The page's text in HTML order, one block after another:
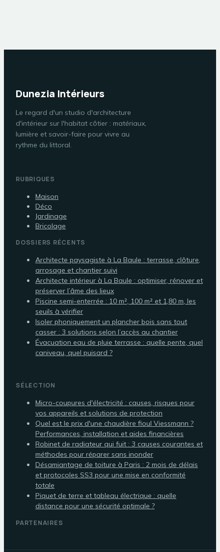
Dunezia Intérieurs
Le regard d'un studio d'architecture
d'intérieur sur l'habitat côtier : matériaux,
lumière et savoir-faire pour vivre au
rythme du littoral.
RUBRIQUES
Maison
Déco
Jardinage
Bricolage
DOSSIERS RÉCENTS
Architecte paysagiste à La Baule : terrasse, clôture,
arrosage et chantier suivi
Architecte intérieur à La Baule : optimiser, rénover et
préserver l’âme des lieux
Piscine semi-enterrée : 10 m², 100 m² et 1,80 m, les
seuils à vérifier
Isoler phoniquement un plancher bois sans tout
casser : 3 solutions selon l’accès au chantier
Évacuation eau de pluie terrasse : quelle pente, quel
caniveau, quel puisard ?
SÉLECTION
Micro-coupures d'électricité : causes, risques pour
vos appareils et solutions de protection
Quel est le prix d'une chaudière fioul Viessmann ?
Performances, installation et aides financières
Robinet de radiateur qui fuit : 3 causes courantes et
méthodes pour réparer sans inonder
Désamiantage de toiture à Paris : 2 mois de délais
et protocoles SS3 pour une mise en conformité
totale
Piquet de terre et tableau électrique : quelle
distance pour une sécurité optimale ?
PARTENAIRES